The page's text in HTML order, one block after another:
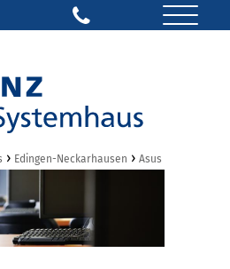
› Edingen-Neckarhausen › Asus